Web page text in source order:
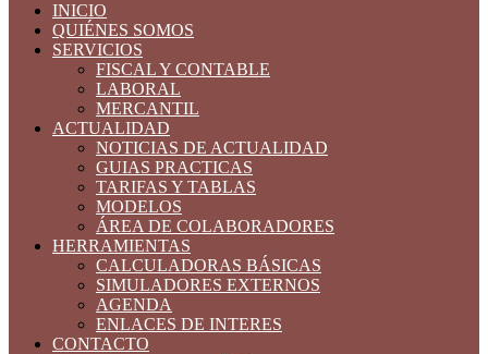
INICIO
QUIÉNES SOMOS
SERVICIOS
FISCAL Y CONTABLE
LABORAL
MERCANTIL
ACTUALIDAD
NOTICIAS DE ACTUALIDAD
GUIAS PRACTICAS
TARIFAS Y TABLAS
MODELOS
ÁREA DE COLABORADORES
HERRAMIENTAS
CALCULADORAS BÁSICAS
SIMULADORES EXTERNOS
AGENDA
ENLACES DE INTERES
CONTACTO